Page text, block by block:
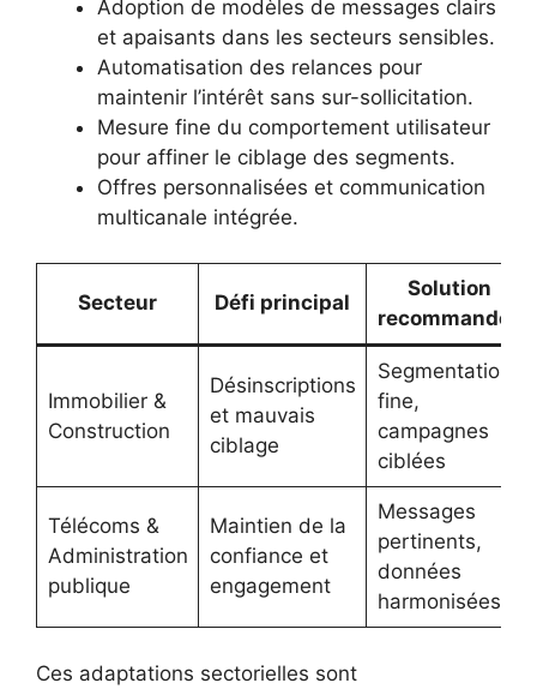
Adoption de modèles de messages clairs
et apaisants dans les secteurs sensibles.
Automatisation des relances pour
maintenir l’intérêt sans sur-sollicitation.
Mesure fine du comportement utilisateur
pour affiner le ciblage des segments.
Offres personnalisées et communication
multicanale intégrée.
Secteur Défi principal
Solution
recommandée
Immobilier &
Construction
Désinscriptions
et mauvais
ciblage
Segmentation
fine,
campagnes
ciblées
Télécoms &
Administration
publique
Maintien de la
confiance et
engagement
Messages
pertinents,
données
harmonisées
Ces adaptations sectorielles sont